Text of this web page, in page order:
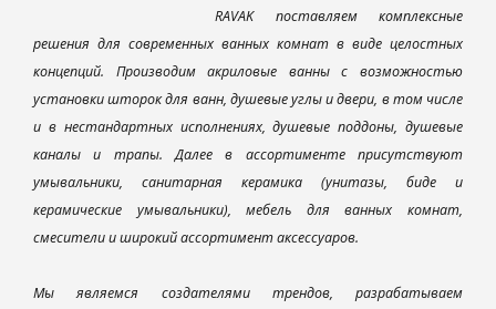
RAVAK поставляем комплексные
решения для современных ванных комнат в виде целостных
концепций. Производим акриловые ванны с возможностью
установки шторок для ванн, душевые углы и двери, в том числе
и в нестандартных исполнениях, душевые поддоны, душевые
каналы и трапы. Далее в ассортименте присутствуют
умывальники, санитарная керамика (унитазы, биде и
керамические умывальники), мебель для ванных комнат,
смесители и широкий ассортимент аксессуаров.
Мы являемся создателями трендов, разрабатываем